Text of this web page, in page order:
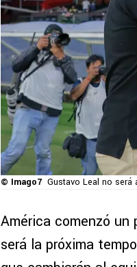
© Imago7 Gustavo Leal no será
América comenzó
será la próxima